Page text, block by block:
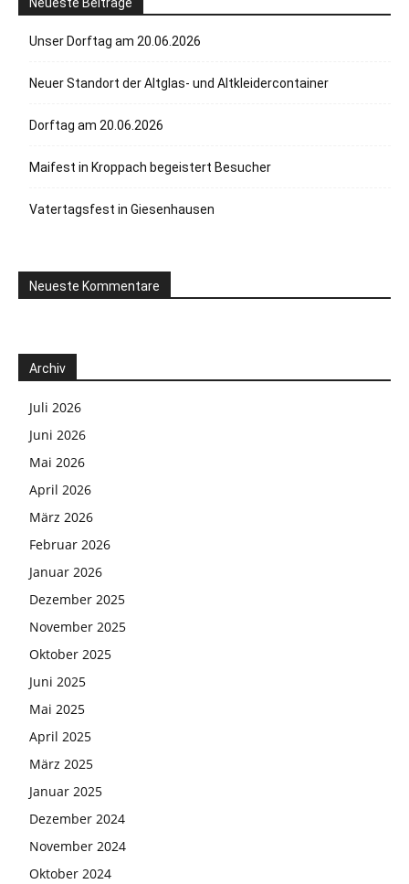
Unser Dorftag am 20.06.2026
Neuer Standort der Altglas- und Altkleidercontainer
Dorftag am 20.06.2026
Maifest in Kroppach begeistert Besucher
Vatertagsfest in Giesenhausen
Neueste Kommentare
Archiv
Juli 2026
Juni 2026
Mai 2026
April 2026
März 2026
Februar 2026
Januar 2026
Dezember 2025
November 2025
Oktober 2025
Juni 2025
Mai 2025
April 2025
März 2025
Januar 2025
Dezember 2024
November 2024
Oktober 2024